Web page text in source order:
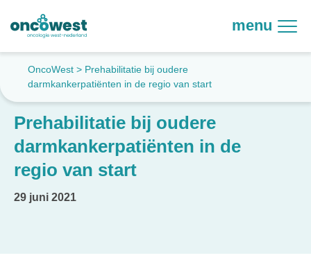
menu
OncoWest > Prehabilitatie bij oudere
darmkankerpatiënten in de regio van start
Prehabilitatie bij oudere
darmkankerpatiënten in de
regio van start
29 juni 2021